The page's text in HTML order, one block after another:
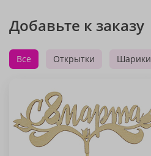
Добавьте к заказу
Все Открытки Шарики